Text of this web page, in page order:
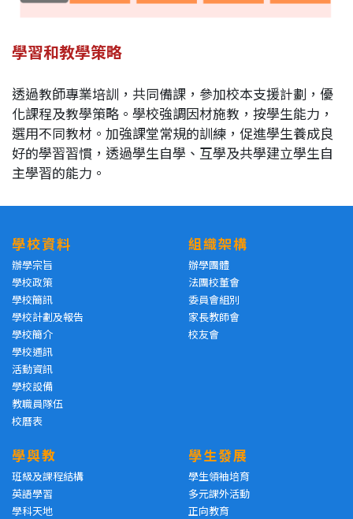
學習和教學策略
透過教師專業培訓，共同備課，參加校本支援計劃，優
化課程及教學策略。學校強調因材施教，按學生能力，
選用不同教材。加強課堂常規的訓練，促進學生養成良
好的學習習慣，透過學生自學、互學及共學建立學生自
主學習的能力。
學校資料
辦學宗旨
學校政策
學校簡訊
學校計劃及報告
學校簡介
學校通訊
活動資訊
學校設備
教職員隊伍
校曆表
組織架構
辦學團體
法團校董會
委員會組別
家長教師會
校友會
學與教
班級及課程結構
英語學習
學科天地
學生發展
學生領袖培育
多元課外活動
正向教育